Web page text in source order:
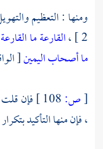
ومنها : التعظيم
2 ] ،
القارعةما القارعة
ما أصحاب اليمين[
[ص:
فإن
، فإن منها التأكيد